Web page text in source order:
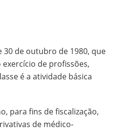
30 de outubro de 1980, que
de profissões,
é a atividade básica
para fins de fiscalização,
de médico-